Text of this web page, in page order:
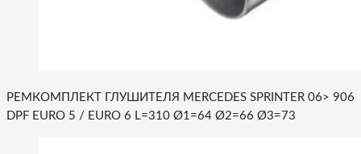
РЕМКОМПЛЕКТ ГЛУШИТЕЛЯ MERCEDES SPRINTER 06> 906
DPF EURO 5 / EURO 6 L=310 Ø1=64 Ø2=66 Ø3=73